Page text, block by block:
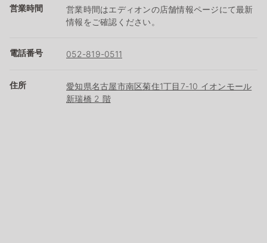
営業時間
営業時間はエディオンの店舗情報ページにて最新
情報をご確認ください。
電話番号 052-819-0511
住所
愛知県名古屋市南区菊住1丁目7-10 イオンモール
新瑞橋 2 階